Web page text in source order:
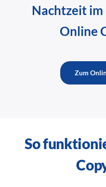
Nachtzeit
Online
Zum
So